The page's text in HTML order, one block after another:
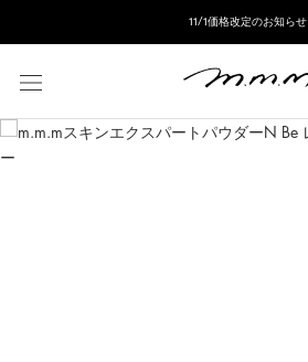
し
て
コ
11/1価格改定のお知らせ